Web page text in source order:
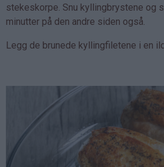
stekeskorpe. Snu kyllingbrystene og
minutter på den andre siden også.
Legg de brunede kyllingfiletene i en